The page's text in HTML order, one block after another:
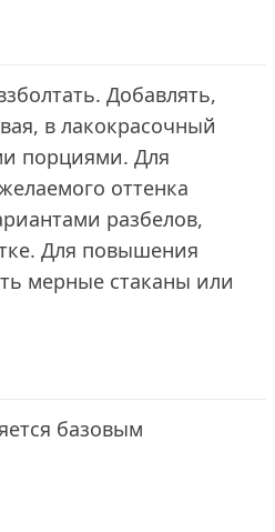
Добавлять,
в лакокрасочный
порциями. Для
оттенка
разбелов,
Для повышения
мерные стаканы или
базовым